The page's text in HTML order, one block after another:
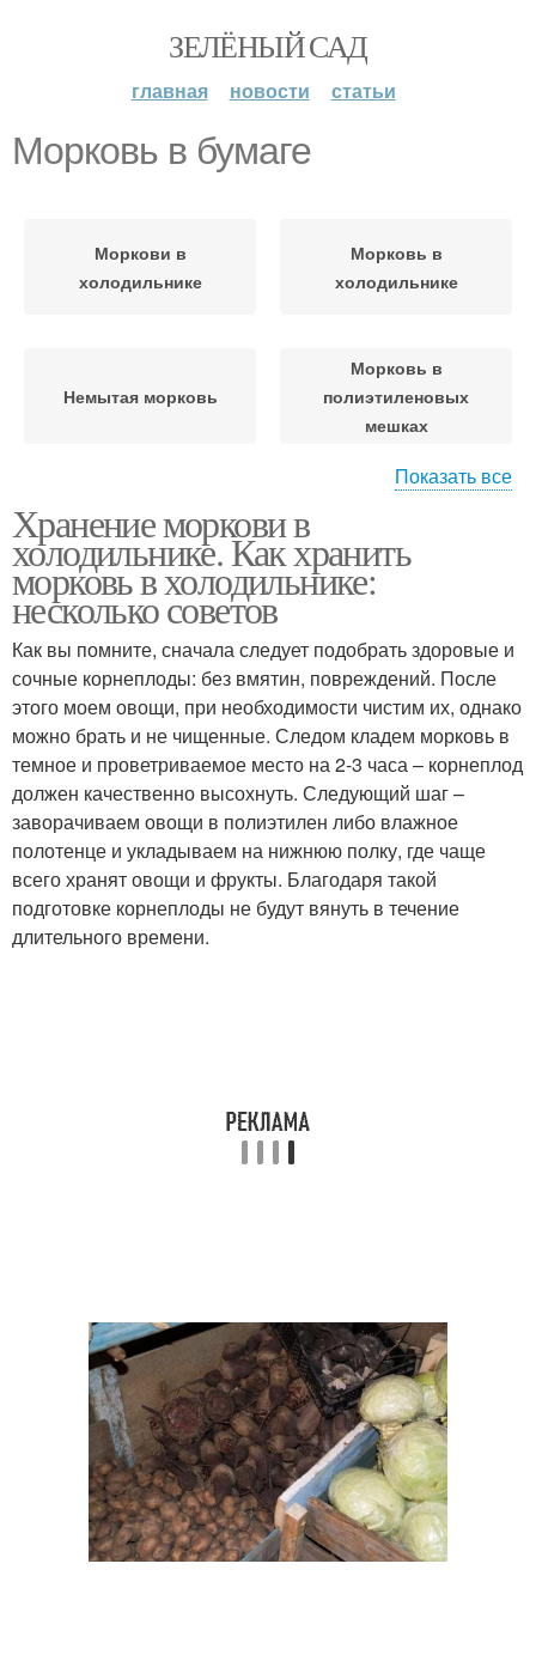
ЗЕЛЁНЫЙ САД
главная новости статьи
Морковь в бумаге
Моркови в
холодильнике
Морковь в
холодильнике
Немытая морковь
Морковь в
полиэтиленовых
мешках
Мытая морковь Морковь в контейнере
Морковь на сутки Морковь в квартире
Моркови во мху Моркови в земле
Моркови на зиму Моркови во фляге
Показать все
Хранение моркови в
холодильнике. Как хранить
морковь в холодильнике:
несколько советов
Как вы помните, сначала следует подобрать здоровые и
сочные корнеплоды: без вмятин, повреждений. После
этого моем овощи, при необходимости чистим их, однако
можно брать и не чищенные. Следом кладем морковь в
темное и проветриваемое место на 2-3 часа – корнеплод
должен качественно высохнуть. Следующий шаг –
заворачиваем овощи в полиэтилен либо влажное
полотенце и укладываем на нижнюю полку, где чаще
всего хранят овощи и фрукты. Благодаря такой
подготовке корнеплоды не будут вянуть в течение
длительного времени.